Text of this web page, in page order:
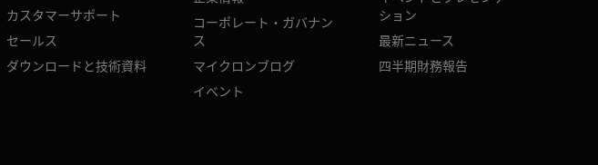
カスタマーサポート
セールス
ダウンロードと技術資料
コーポレート・ガバナン
ス
マイクロンブログ
イベント
ション
最新ニュース
四半期財務報告